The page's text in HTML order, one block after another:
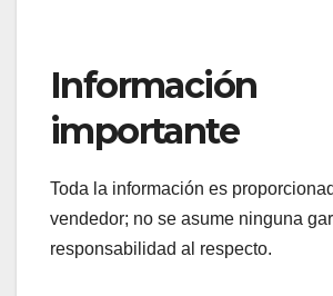
Información
importante
Toda la información es
vendedor; no se asume ninguna
responsabilidad al respecto.